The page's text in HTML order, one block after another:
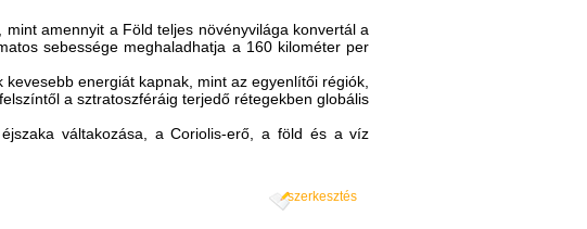
amennyit a Föld teljes növényvilága konvertál a
sebessége meghaladhatja a 160 kilométer per
energiát kapnak, mint az egyenlítői régiók,
a sztratoszféráig terjedő rétegekben globális
váltakozása, a Coriolis-erő, a föld és a víz
szerkesztés